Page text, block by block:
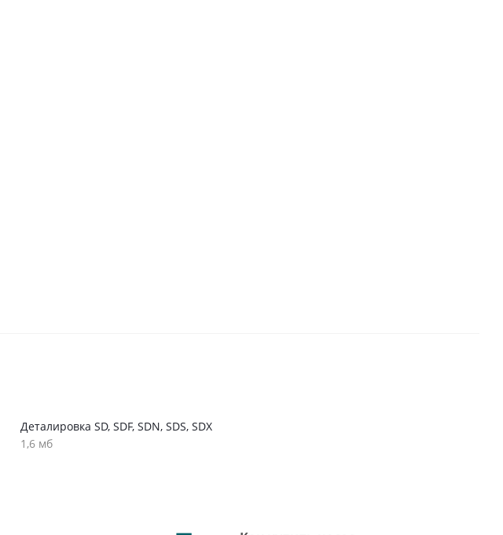
Деталировка SD, SDF, SDN, SDS, SDX
1,6 мб